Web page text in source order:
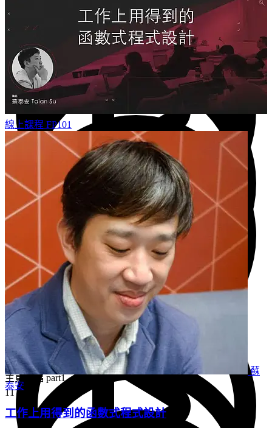
按鈕、容器、段落
5 分鐘
CSS 文字效果
4 分鐘
偽類別與偽元素
5 分鐘
使用 CSS 變數
4 分鐘
主頁橫幅 part1
11 分鐘
線上課程 FP101
蘇
泰安
工作上用得到的函數式程式設計